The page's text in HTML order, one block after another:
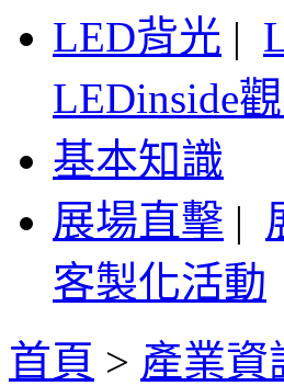
LED背光 |
LEDinside
基本知識
展場直擊 |
客製化活動
首頁 > 產業資